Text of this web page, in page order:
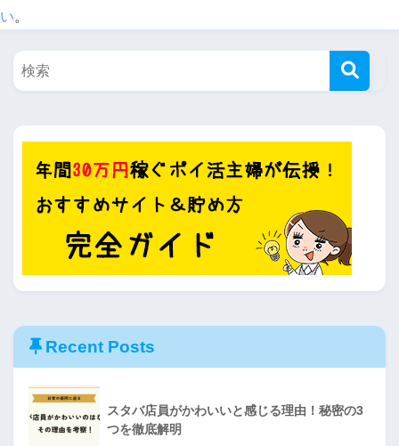
い。
Recent Posts
スタバ店員がかわいいと感じる理由！秘密の3
つを徹底解明